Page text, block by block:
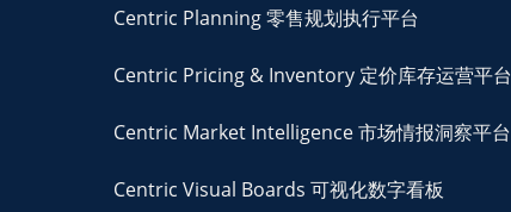
Centric Planning 零售规划执行平台
Centric Pricing & Inventory 定价库存运营平台
Centric Market Intelligence 市场情报洞察平台
Centric Visual Boards 可视化数字看板